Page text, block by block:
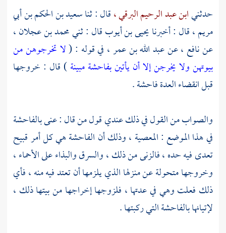
حدثنيابن عبد الرحيم البرقي ،قال : ثناسعيد بن الحكم بن أبي
مريم ،قال : أخبرنايحيى بن أيوبقال : ثنيمحمد بن عجلان ،
عننافع ،عنعبد الله بن عمر ، في قوله : (لا تخرجوهن من
بيوتهن ولا يخرجن إلا أن يأتين بفاحشة مبينة) قال : خروجها
قبل انقضاء العدة فاحشة .
والصواب من القول في ذلك عندي قول من قال : عنى بالفاحشة
في هذا الموضع : المعصية ، وذلك أن الفاحشة هي كل أمر قبيح
تعدى فيه حده ، فالزنى من ذلك ، والسرق والبذاء على الأحماء ،
وخروجها متحولة عن منزلها الذي يلزمها أن تعتد فيه منه ، فأي
ذلك فعلت وهي في عدتها ، فلزوجها إخراجها من بيتها ذلك ،
لإتيانها بالفاحشة التي ركبتها .